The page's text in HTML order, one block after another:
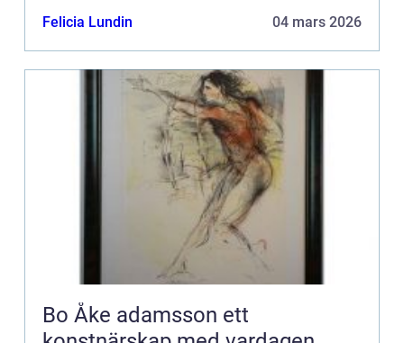
Felicia Lundin 04 mars 2026
Bo Åke adamsson ett